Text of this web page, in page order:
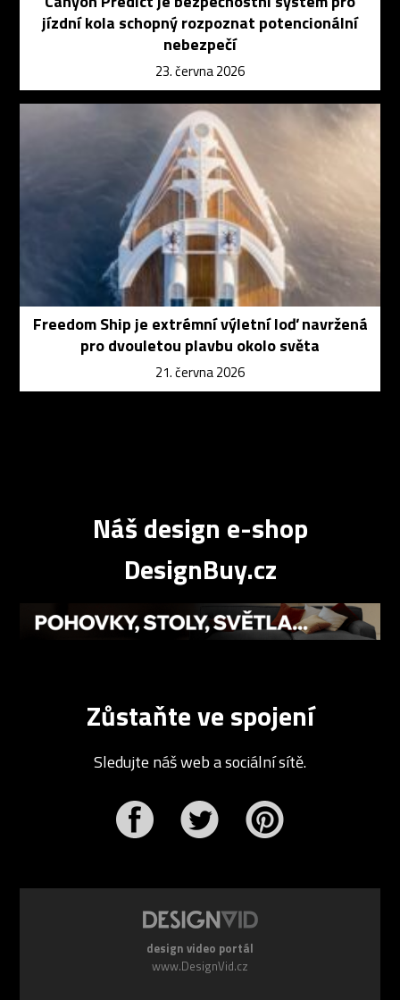
jízdní kola schopný rozpoznat potencionální
nebezpečí
23. června 2026
Freedom Ship je extrémní výletní loď navržená
pro dvouletou plavbu okolo světa
21. června 2026
Náš design e-shop
DesignBuy.cz
Zůstaňte ve spojení
Sledujte náš web a sociální sítě.
design video portál
www.DesignVid.cz